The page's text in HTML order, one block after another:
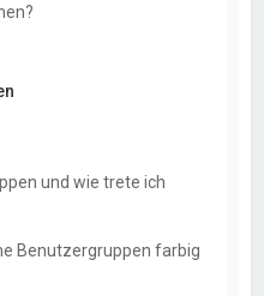
und wie trete ich
Benutzergruppen farbig